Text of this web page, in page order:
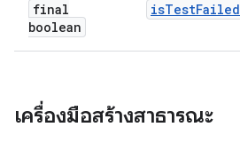
final
boolean
isTestFailed
เครื่องมือสร้างสาธารณะ